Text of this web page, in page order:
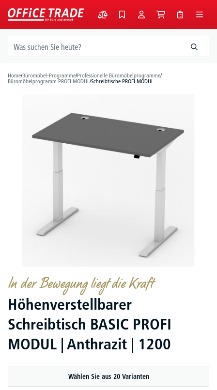
springen
Home/Büromöbel-Programme/Professionelle Büromöbelprogramme/
Büromöbelprogramm PROFI MODUL/Schreibtische PROFI MODUL
In der Bewegung liegt die Kraft
Höhenverstellbarer
Schreibtisch BASIC PROFI
MODUL | Anthrazit | 1200
Wählen Sie aus 20 Varianten